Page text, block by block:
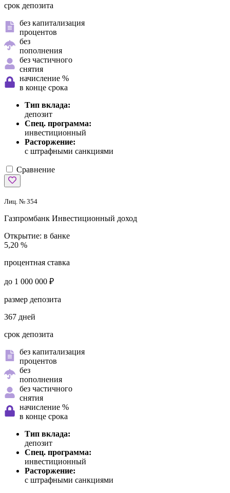
срок депозита
без капитализация
процентов
без
пополнения
без частичного
снятия
начисление %
в конце срока
Тип вклада:
депозит
Спец. программа:
инвестиционный
Расторжение:
с штрафными санкциями
Сравнение
Лиц. № 354
Газпромбанк Инвестиционный доход
Открытие: в банке
5,20 %
процентная ставка
до 1 000 000 ₽
размер депозита
367 дней
срок депозита
без капитализация
процентов
без
пополнения
без частичного
снятия
начисление %
в конце срока
Тип вклада:
депозит
Спец. программа:
инвестиционный
Расторжение:
с штрафными санкциями